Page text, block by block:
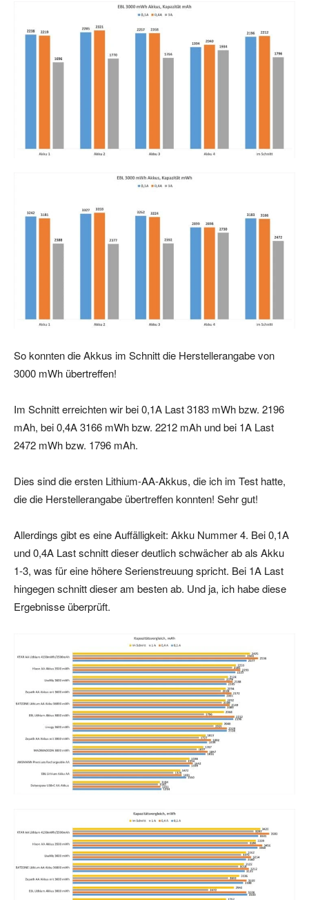
So konnten die Akkus im Schnitt die Herstellerangabe von
3000 mWh übertreffen!
Im Schnitt erreichten wir bei 0,1A Last 3183 mWh bzw. 2196
mAh, bei 0,4A 3166 mWh bzw. 2212 mAh und bei 1A Last
2472 mWh bzw. 1796 mAh.
Dies sind die ersten Lithium-AA-Akkus, die ich im Test hatte,
die die Herstellerangabe übertreffen konnten! Sehr gut!
Allerdings gibt es eine Auffälligkeit: Akku Nummer 4. Bei 0,1A
und 0,4A Last schnitt dieser deutlich schwächer ab als Akku
1-3, was für eine höhere Serienstreuung spricht. Bei 1A Last
hingegen schnitt dieser am besten ab. Und ja, ich habe diese
Ergebnisse überprüft.